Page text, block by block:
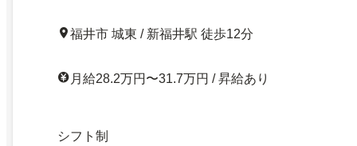
福井市 城東 / 新福井駅 徒歩12分
月給28.2万円〜31.7万円 / 昇給あり
シフト制